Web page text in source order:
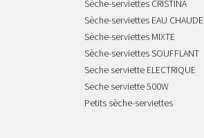
Sèche-serviettes CRISTINA
Sèche-serviettes EAU CHAUDE
Sèche-serviettes MIXTE
Sèche-serviettes SOUFFLANT
Seche serviette ELECTRIQUE
Seche serviette 500W
Petits sèche-serviettes